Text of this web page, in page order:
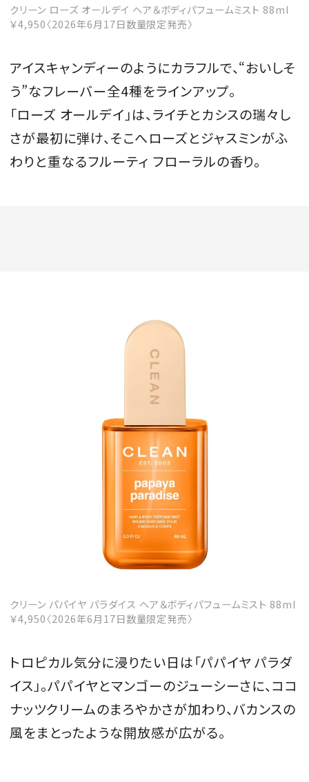
2026-07-23発売
最新号を試し読み
クリーン ローズ オールデイ ヘア＆ボディパフュームミスト 88ml
￥4,950〈2026年6月17日数量限定発売〉
アイスキャンディーのようにカラフルで、“おいしそ
う”なフレーバー全4種をラインアップ。
「ローズ オールデイ」は、ライチとカシスの瑞々し
さが最初に弾け、そこへローズとジャスミンがふ
わりと重なるフルーティ フローラルの香り。
クリーン パパイヤ パラダイス ヘア＆ボディパフュームミスト 88ml
￥4,950〈2026年6月17日数量限定発売〉
トロピカル気分に浸りたい日は「パパイヤ パラダ
イス」。パパイヤとマンゴーのジューシーさに、ココ
ナッツクリームのまろやかさが加わり、バカンスの
風をまとったような開放感が広がる。